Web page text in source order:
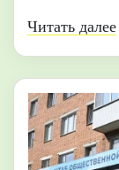
Читать далее